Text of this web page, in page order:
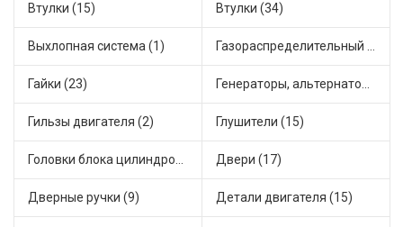
Втулки (15) Втулки (34)
Выхлопная система (1) Газораспределительный механизм (2)
Гайки (23) Генераторы, альтернаторы и комплектующие (48)
Гильзы двигателя (2) Глушители (15)
Головки блока цилиндров (2) Двери (17)
Дверные ручки (9) Детали двигателя (15)